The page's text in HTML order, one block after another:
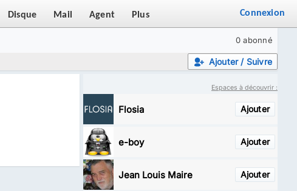
Disque Mail Agent Plus Connexion
0 abonné
Ajouter / Suivre
Espaces à découvrir :
Ajouter
Flosia
Ajouter
e-boy
Ajouter
Jean Louis Maire